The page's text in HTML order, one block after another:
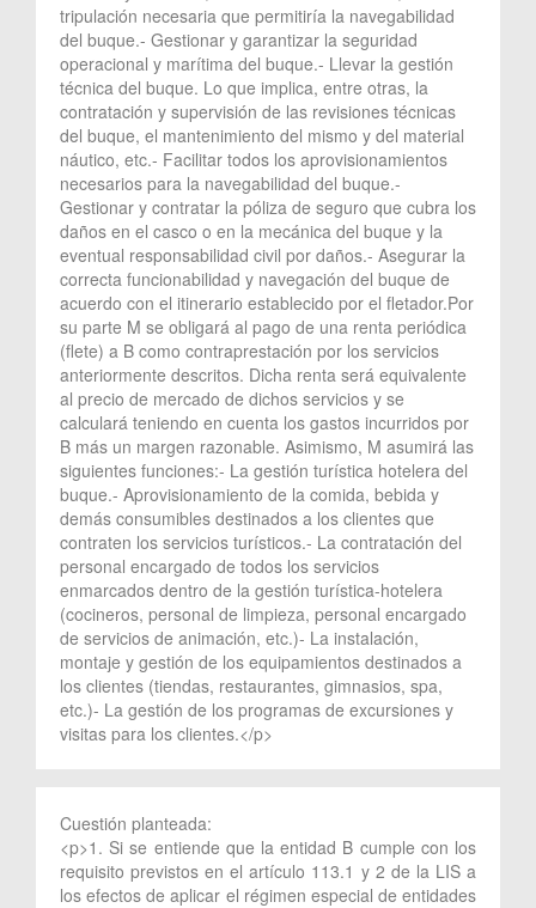
tripulación necesaria que permitiría la navegabilidad
del buque.- Gestionar y garantizar la seguridad
operacional y marítima del buque.- Llevar la gestión
técnica del buque. Lo que implica, entre otras, la
contratación y supervisión de las revisiones técnicas
del buque, el mantenimiento del mismo y del material
náutico, etc.- Facilitar todos los aprovisionamientos
necesarios para la navegabilidad del buque.-
Gestionar y contratar la póliza de seguro que cubra los
daños en el casco o en la mecánica del buque y la
eventual responsabilidad civil por daños.- Asegurar la
correcta funcionabilidad y navegación del buque de
acuerdo con el itinerario establecido por el fletador.Por
su parte M se obligará al pago de una renta periódica
(flete) a B como contraprestación por los servicios
anteriormente descritos. Dicha renta será equivalente
al precio de mercado de dichos servicios y se
calculará teniendo en cuenta los gastos incurridos por
B más un margen razonable. Asimismo, M asumirá las
siguientes funciones:- La gestión turística hotelera del
buque.- Aprovisionamiento de la comida, bebida y
demás consumibles destinados a los clientes que
contraten los servicios turísticos.- La contratación del
personal encargado de todos los servicios
enmarcados dentro de la gestión turística-hotelera
(cocineros, personal de limpieza, personal encargado
de servicios de animación, etc.)- La instalación,
montaje y gestión de los equipamientos destinados a
los clientes (tiendas, restaurantes, gimnasios, spa,
etc.)- La gestión de los programas de excursiones y
visitas para los clientes.</p>
Cuestión planteada:
<p>1. Si se entiende que la entidad B cumple con los
requisito previstos en el artículo 113.1 y 2 de la LIS a
los efectos de aplicar el régimen especial de entidades